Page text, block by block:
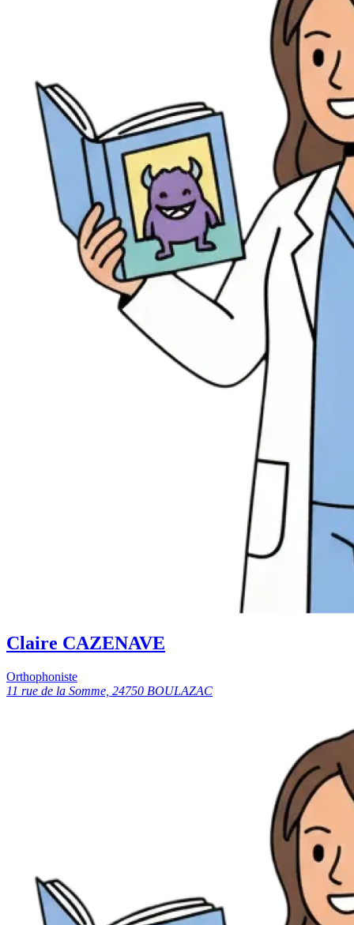
Claire CAZENAVE
Orthophoniste
11 rue de la Somme, 24750 BOULAZAC